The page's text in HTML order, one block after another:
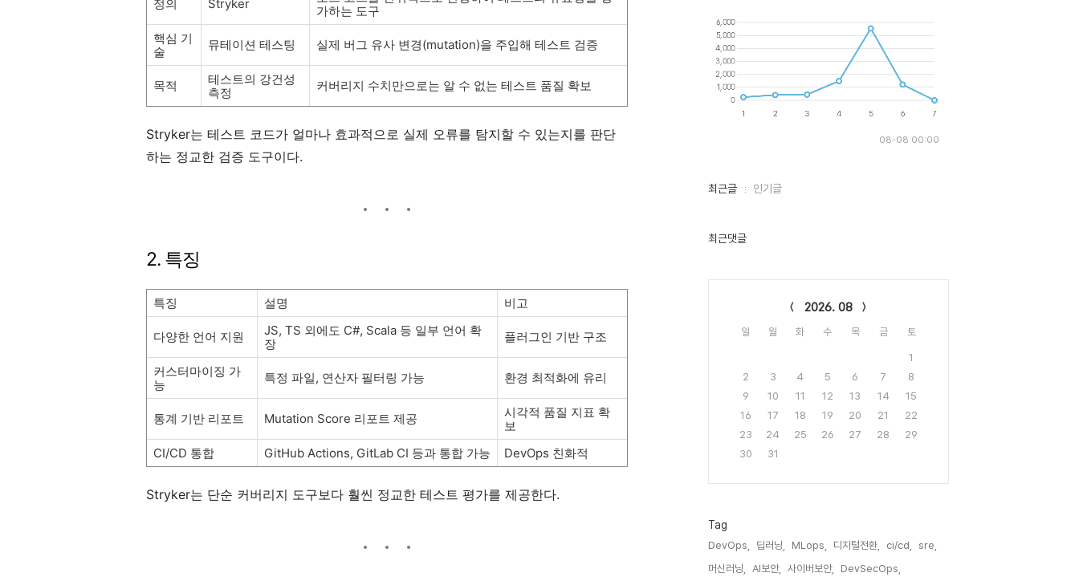
정의 Stryker
가하는 도구
핵심 기
술
뮤테이션 테스팅 실제 버그 유사 변경(mutation)을 주입해 테스트 검증
목적
테스트의 강건성
측정
커버리지 수치만으로는 알 수 없는 테스트 품질 확보
Stryker는 테스트 코드가 얼마나 효과적으로 실제 오류를 탐지할 수 있는지를 판단
하는 정교한 검증 도구이다.
2. 특징
특징 설명 비고
다양한 언어 지원
JS, TS 외에도 C#, Scala 등 일부 언어 확
장
플러그인 기반 구조
커스터마이징 가
능
특정 파일, 연산자 필터링 가능 환경 최적화에 유리
통계 기반 리포트 Mutation Score 리포트 제공
시각적 품질 지표 확
보
CI/CD 통합
GitHub Actions, GitLab CI 등과 통합 가능 DevOps 친화적
Stryker는 단순 커버리지 도구보다 훨씬 정교한 테스트 평가를 제공한다.
08-08 00:00
최
인
최근글 인기글
최근댓글
2026. 08
일 월 화 수 목 금 토
1
2
3 4 5 6 7
8
9
10 11 12 13 14
15
16
17 18 19 20 21
22
23
24 25 26 27 28
29
30
31
Tag
DevOps, 딥러닝, MLops, 디지털전환, ci/cd,
sre,
머신러닝,
AI보안, 사이버보안,
DevSecOps,